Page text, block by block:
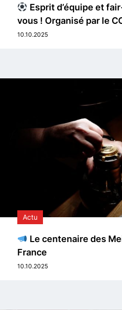
Esprit d’équipe et
vous ! Organisé par le
10.10.2025
Actu
Le centenaire des
France
10.10.2025